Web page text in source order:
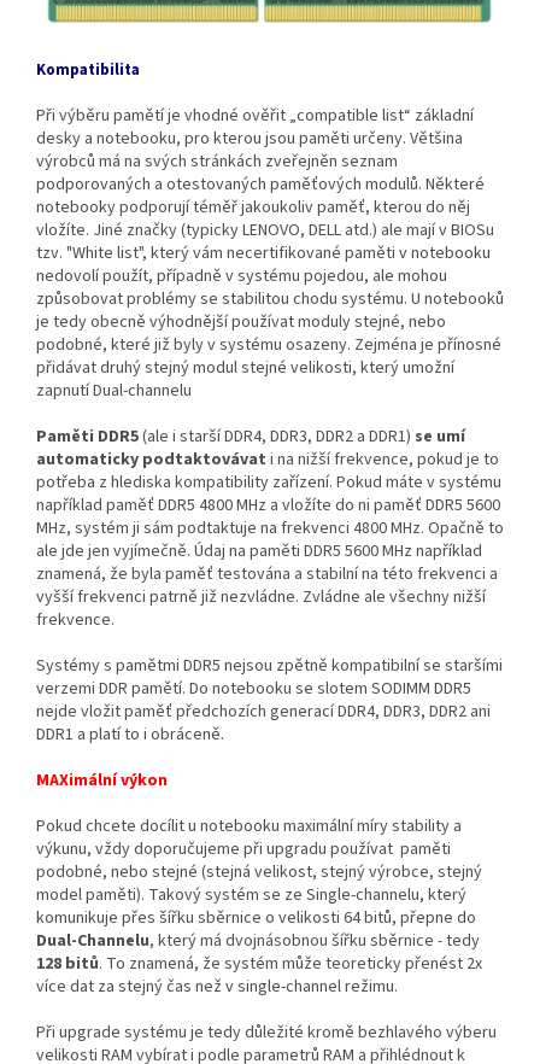
Kompatibilita
Při výběru pamětí je vhodné ověřit „compatible list“ základní
desky a notebooku, pro kterou jsou paměti určeny. Většina
výrobců má na svých stránkách zveřejněn seznam
podporovaných a otestovaných paměťových modulů. Některé
notebooky podporují téměř jakoukoliv paměť, kterou do něj
vložíte. Jiné značky (typicky LENOVO, DELL atd.) ale mají v BIOSu
tzv. "White list", který vám necertifikované paměti v notebooku
nedovolí použít, případně v systému pojedou, ale mohou
způsobovat problémy se stabilitou chodu systému. U notebooků
je tedy obecně výhodnější používat moduly stejné, nebo
podobné, které již byly v systému osazeny. Zejména je přínosné
přidávat druhý stejný modul stejné velikosti, který umožní
zapnutí Dual-channelu
Paměti DDR5(ale i starší DDR4, DDR3, DDR2 a DDR1) se umí
automaticky podtaktovávat i na nižší frekvence, pokud je to
potřeba z hlediska kompatibility zařízení. Pokud máte v systému
například paměť DDR5 4800 MHz a vložíte do ni paměť DDR5 5600
MHz, systém ji sám podtaktuje na frekvenci 4800 MHz. Opačně to
ale jde jen vyjímečně. Údaj na paměti DDR5 5600 MHz například
znamená, že byla paměť testována a stabilní na této frekvenci a
vyšší frekvenci patrně již nezvládne. Zvládne ale všechny nižší
frekvence.
Systémy s pamětmi DDR5 nejsou zpětně kompatibilní se staršími
verzemi DDR pamětí. Do notebooku se slotem SODIMM DDR5
nejde vložit paměť předchozích generací DDR4, DDR3, DDR2 ani
DDR1 a platí to i obráceně.
MAXimální výkon
Pokud chcete docílit u notebooku maximální míry stability a
výkunu, vždy doporučujeme při upgradu používat paměti
podobné, nebo stejné (stejná velikost, stejný výrobce, stejný
model paměti). Takový systém se ze Single-channelu, který
komunikuje přes šířku sběrnice o velikosti 64 bitů, přepne do
Dual-Channelu, který má dvojnásobnou šířku sběrnice - tedy
128 bitů. To znamená, že systém může teoreticky přenést 2x
více dat za stejný čas než v single-channel režimu.
Při upgrade systému je tedy důležité kromě bezhlavého výberu
velikosti RAM vybírat i podle parametrů RAM a přihlédnout k